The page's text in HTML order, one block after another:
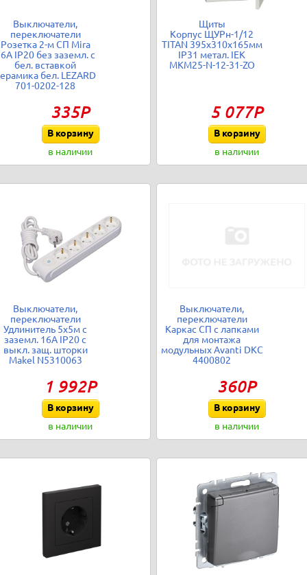
Выключатели,
переключатели
Розетка 2-м СП Mira
IP20 без заземл. с
бел. вставкой
бел. LEZARD
701-0202-128
335Р
В корзину
в наличии
Щиты
Корпус ЩУРн-1/12
TITAN 395х310х165мм
IP31 метал. IEK
MKM25-N-12-31-ZO
5 077Р
В корзину
в наличии
Выключатели,
переключатели
Удлинитель 5х5м с
заземл. 16А IP20 с
выкл. защ. шторки
Makel N5310063
1 992Р
В корзину
в наличии
Выключатели,
переключатели
Каркас СП с лапками
для монтажа
модульных Avanti DKC
4400802
360Р
В корзину
в наличии